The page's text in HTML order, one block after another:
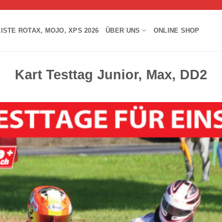
ROTAX, MOJO, XPS 2026 ÜBER UNS ONLINE SHOP
Kart Testtag Junior, Max, DD2